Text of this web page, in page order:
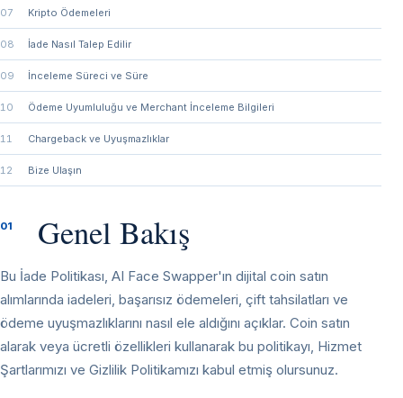
07 Kripto Ödemeleri
08 İade Nasıl Talep Edilir
09 İnceleme Süreci ve Süre
10 Ödeme Uyumluluğu ve Merchant İnceleme Bilgileri
11 Chargeback ve Uyuşmazlıklar
12 Bize Ulaşın
01 Genel Bakış
Bu İade Politikası, AI Face Swapper'ın dijital coin satın
alımlarında iadeleri, başarısız ödemeleri, çift tahsilatları ve
ödeme uyuşmazlıklarını nasıl ele aldığını açıklar. Coin satın
alarak veya ücretli özellikleri kullanarak bu politikayı, Hizmet
Şartlarımızı ve Gizlilik Politikamızı kabul etmiş olursunuz.